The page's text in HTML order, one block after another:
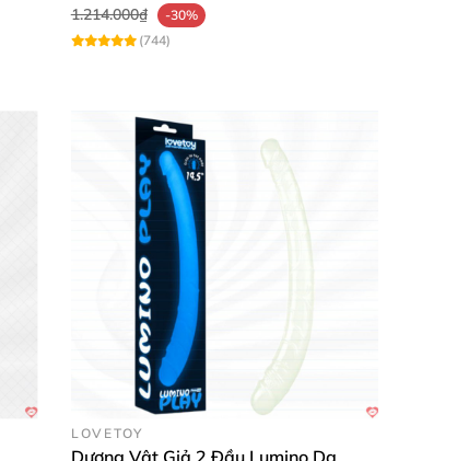
1.214.000₫
-30%
(744)
LOVETOY
Dương Vật Giả 2 Đầu Lumino Dạ